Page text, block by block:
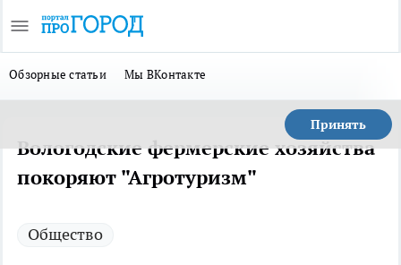
Обзорные статьи Мы ВКонтакте
Принять
Вологодские фермерские хозяйства
покоряют "Агротуризм"
Общество